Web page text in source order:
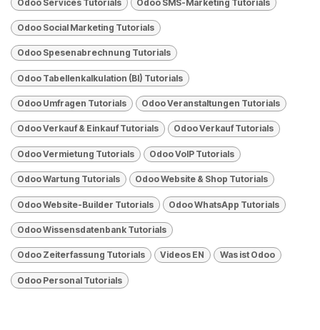
Odoo Services Tutorials Odoo SMS-Marketing Tutorials
Odoo Social Marketing Tutorials
Odoo Spesenabrechnung Tutorials
Odoo Tabellenkalkulation (BI) Tutorials
Odoo Umfragen Tutorials Odoo Veranstaltungen Tutorials
Odoo Verkauf & Einkauf Tutorials Odoo Verkauf Tutorials
Odoo Vermietung Tutorials Odoo VolP Tutorials
Odoo Wartung Tutorials Odoo Website & Shop Tutorials
Odoo Website-Builder Tutorials Odoo WhatsApp Tutorials
Odoo Wissensdatenbank Tutorials
Odoo Zeiterfassung Tutorials Videos EN Was ist Odoo
​Odoo Personal Tutorials